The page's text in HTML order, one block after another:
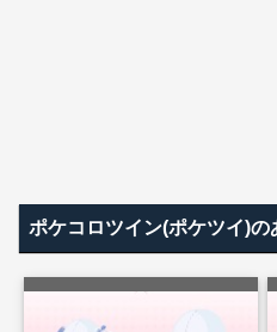
ポケコロツイン(ポケツイ)